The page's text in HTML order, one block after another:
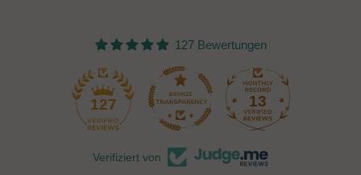
127 Bewertungen
127 13
Verifiziert von